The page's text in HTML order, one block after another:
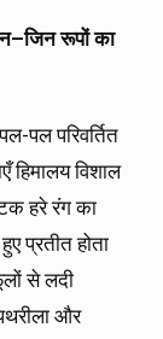
–जिन रूपों का
पल परिवर्तित
हिमालय विशाल
हरे रंग का
प्रतीत होता
से लदी
और